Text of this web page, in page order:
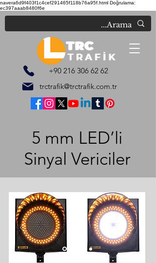
navera6d9f403f1c4cef291465f118b76a95f.html Doğrulama:
ec397aaab8480f6e
trctrafik@trctrafik.com.tr
+90 216 306 62 62
5 mm LED’li
Sinyal Vericiler